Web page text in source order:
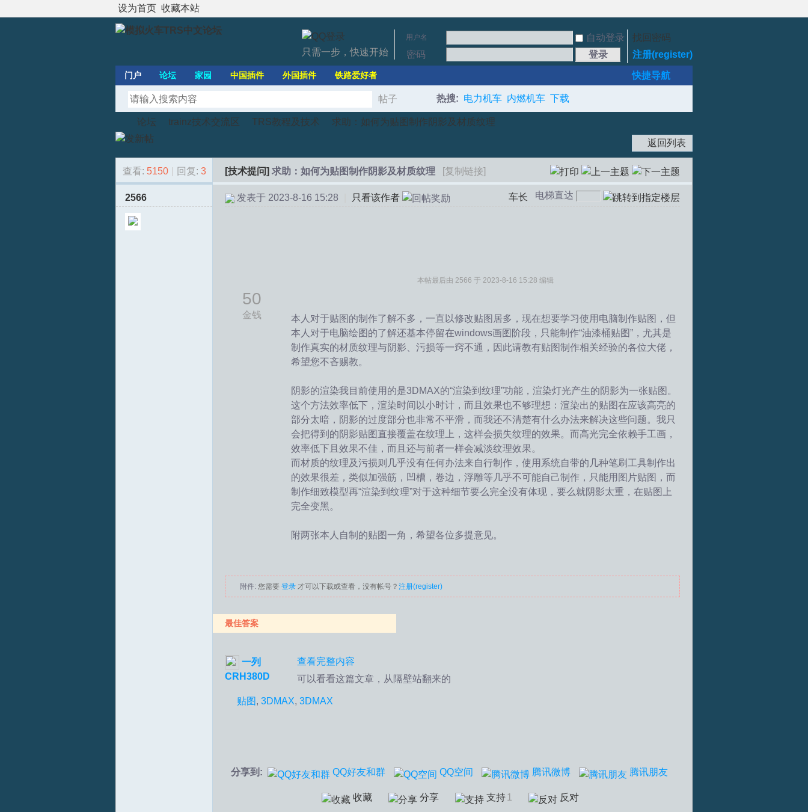
设为首页 收藏本站
用户名 自动登录
找回密码
密码
登录 注册(register)
只需一步，快速开始
快捷导航
门户 论坛 家园 中国插件 外国插件 铁路爱好者
帖子
搜
索
热搜: 电力机车 内燃机车 下载
模»
论坛
›
trainz技术交流区
›
TRS教程及技术
›
求助：如何为贴图制作阴影及材质纹理
返回列表
查看: 5150 回复: 3 [技术提问] 求助：如何为贴图制作阴影及材质纹理 [复制链接]
2566 电梯直达
车长
发表于 2023-8-16 15:28 只看该作者
50
金钱
本帖最后由 2566 于 2023-8-16 15:28 编辑
本人对于贴图的制作了解不多，一直以修改贴图居多，现在想要学习使用电脑制作贴图，但
本人对于电脑绘图的了解还基本停留在windows画图阶段，只能制作“油漆桶贴图”，尤其是
制作真实的材质纹理与阴影、污损等一窍不通，因此请教有贴图制作相关经验的各位大佬，
希望您不吝赐教。
阴影的渲染我目前使用的是3DMAX的“渲染到纹理”功能，渲染灯光产生的阴影为一张贴图。
这个方法效率低下，渲染时间以小时计，而且效果也不够理想：渲染出的贴图在应该高亮的
部分太暗，阴影的过度部分也非常不平滑，而我还不清楚有什么办法来解决这些问题。我只
会把得到的阴影贴图直接覆盖在纹理上，这样会损失纹理的效果。而高光完全依赖手工画，
效率低下且效果不佳，而且还与前者一样会减淡纹理效果。
而材质的纹理及污损则几乎没有任何办法来自行制作，使用系统自带的几种笔刷工具制作出
的效果很差，类似加强筋，凹槽，卷边，浮雕等几乎不可能自己制作，只能用图片贴图，而
制作细致模型再“渲染到纹理”对于这种细节要么完全没有体现，要么就阴影太重，在贴图上
完全变黑。
附两张本人自制的贴图一角，希望各位多提意见。
附件: 您需要 登录 才可以下载或查看，没有帐号？ 注册(register)
最佳答案
一列
CRH380D
查看完整内容
可以看看这篇文章，从隔壁站翻来的
贴图 , 3DMAX, 3DMAX
分享到: QQ好友和群 QQ空间 腾讯微博 腾讯朋友
收藏 分享 支持1 反对